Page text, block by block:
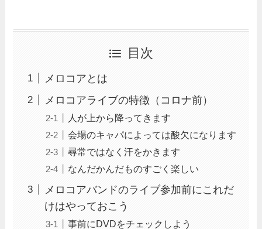
目次
メロコアとは
メロコアライブの特徴（コロナ前）
人が上から降ってきます
会場のキャパによっては酸欠になります
尋常ではなく汗をかきます
なんだかんだものすごく楽しい
メロコアバンドのライブ参加前にこれだ
けはやっておこう
事前にDVDをチェックしよう